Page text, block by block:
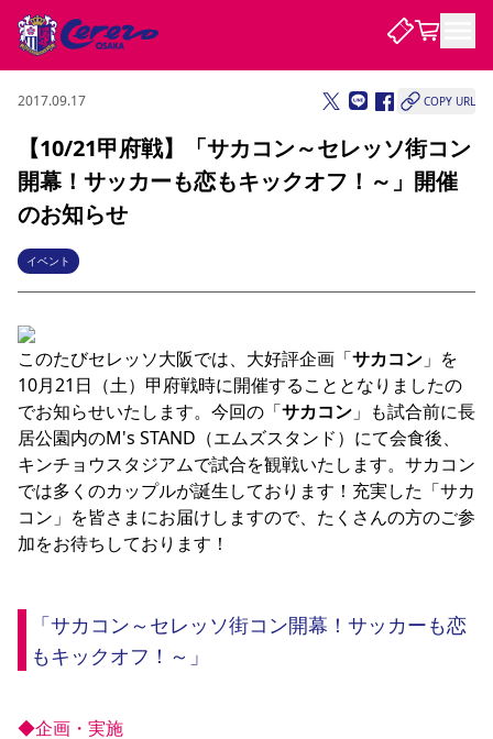
試合・チーム
試合について
試合日程 / 結果
チームについて
観戦する
チケット
チケット情報 販売スケジュール 価格・席種 購入方法
観戦ガイド
初めて観戦ガイド キッズ向けサービス グルメ
マッチデープログラム
観戦マナー&ルール ビジターサポーター観戦ガイド 公式アプリ
スタジアム
YANMAR HANASAKA STADIUM
DAZNで観戦
アウェイツアー
アウェイツアー
クラブを知る
クラブ紹介 沿革 シーズン記録 求人情報
サポートする
パートナー企業募集中 セレッソ大阪VISAカード
サポートスタッフ
セレッソアイデアちょうだいな 応援商店街
Lise（ライセンスビジネス）
サステナビリティ
スポーツクラブ
スポーツクラブ
ファンクラブ
SAKURA SOCIO SAKURA POINT Program 招待券引換方法
先行入場
まいセレチケット
会員規定 婚姻届・出生届・命名書
ニュース
ニュース
すべて チーム グッズ チケット イベント
ファンクラブ
ホームタウン
パートナー スポーツクラブ
レディース
アカデミー
2017.09.17 COPY URL
【10/21甲府戦】「サカコン～セレッソ街コン
開幕！サッカーも恋もキックオフ！～」開催
のお知らせ
イベント
このたびセレッソ大阪では、大好評企画「サカコン 」を
10月21日（土）甲府戦時に開催することとなりましたの
でお知らせいたします。今回の「サカコン 」も試合前に長
居公園内のM's STAND（エムズスタンド）にて会食後、
キンチョウスタジアムで試合を観戦いたします。サカコン
では多くのカップルが誕生しております！充実した「サカ
コン」を皆さまにお届けしますので、たくさんの方のご参
加をお待ちしております！
「サカコン～セレッソ街コン開幕！サッカーも恋
もキックオフ！～」
◆企画・実施